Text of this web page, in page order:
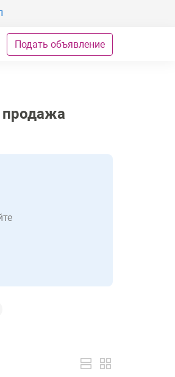
Подать объявление
продажа